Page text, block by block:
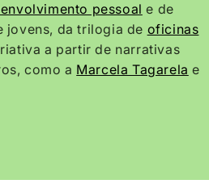
pessoal e de
jovens, da trilogia de oficinas
a partir de narrativas
como a Marcela Tagarela e